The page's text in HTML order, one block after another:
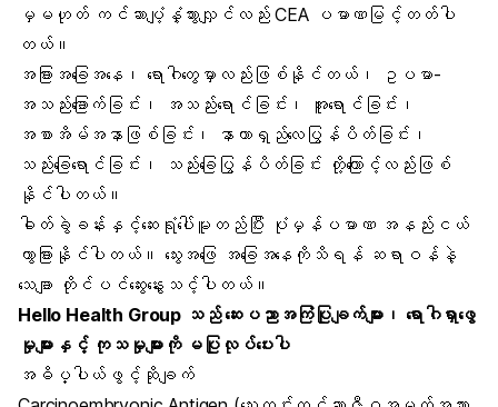
မှမဟုတ် ကင်ဆာပျံ့နှံ့သွားလျှင်လည်း CEA ပမာဏမြင့်တတ်ပါ
တယ်။
အခြားအခြေအနေ၊ ရောဂါတွေမှာလည်းဖြစ်နိုင်တယ်၊ ဥပမာ-
အသည်းခြောက်ခြင်း၊ အသည်းရောင်ခြင်း၊ အူရောင်ခြင်း၊
အစာအိမ်အနာဖြစ်ခြင်း၊ နာတာရှည်လေပြွန်ပိတ်ခြင်း၊
သည်းခြေရောင်ခြင်း၊ သည်းခြေပြွန်ပိတ်ခြင်း တို့ကြောင့်လည်းဖြစ်
နိုင်ပါတယ်။
ဓါတ်ခွဲခန်းနှင့်ဆေးရုံပေါ်မူတည်ပြီး ပုံမှန်ပမာဏ အနည်းငယ်
ကွာခြားနိုင်ပါတယ်။ သွေးအဖြေ အခြေအနေကိုသိရန် ဆရာဝန်နဲ့
သေချာ တိုင်ပင်ဆွေးနွေးသင့်ပါတယ်။
Hello Health Group သည် ဆေးပညာအကြံပြုချက်များ၊ ရောဂါရှာဖွေ
မှုများနှင့် ကုသမှုများကို မပြုလုပ်ပေးပါ
အဓိပ္ပါယ်ဖွင့်ဆိုချက်